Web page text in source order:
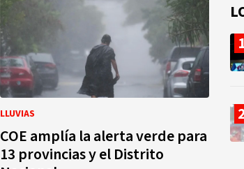
LLUVIAS
COE amplía la alerta verde para
13 provincias y el Distrito